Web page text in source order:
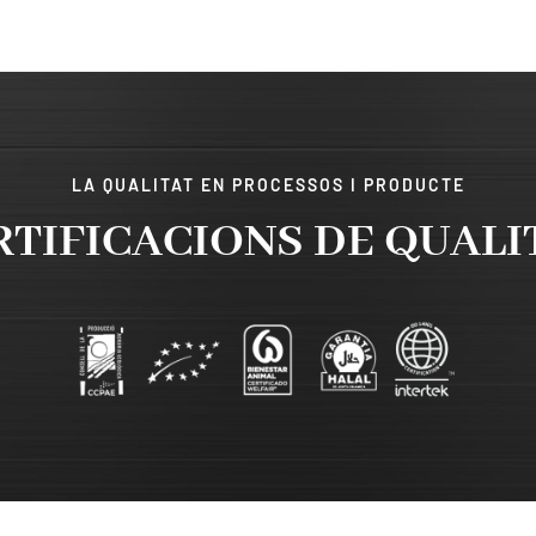
LA QUALITAT EN PROCESSOS I PRODUCTE
DE